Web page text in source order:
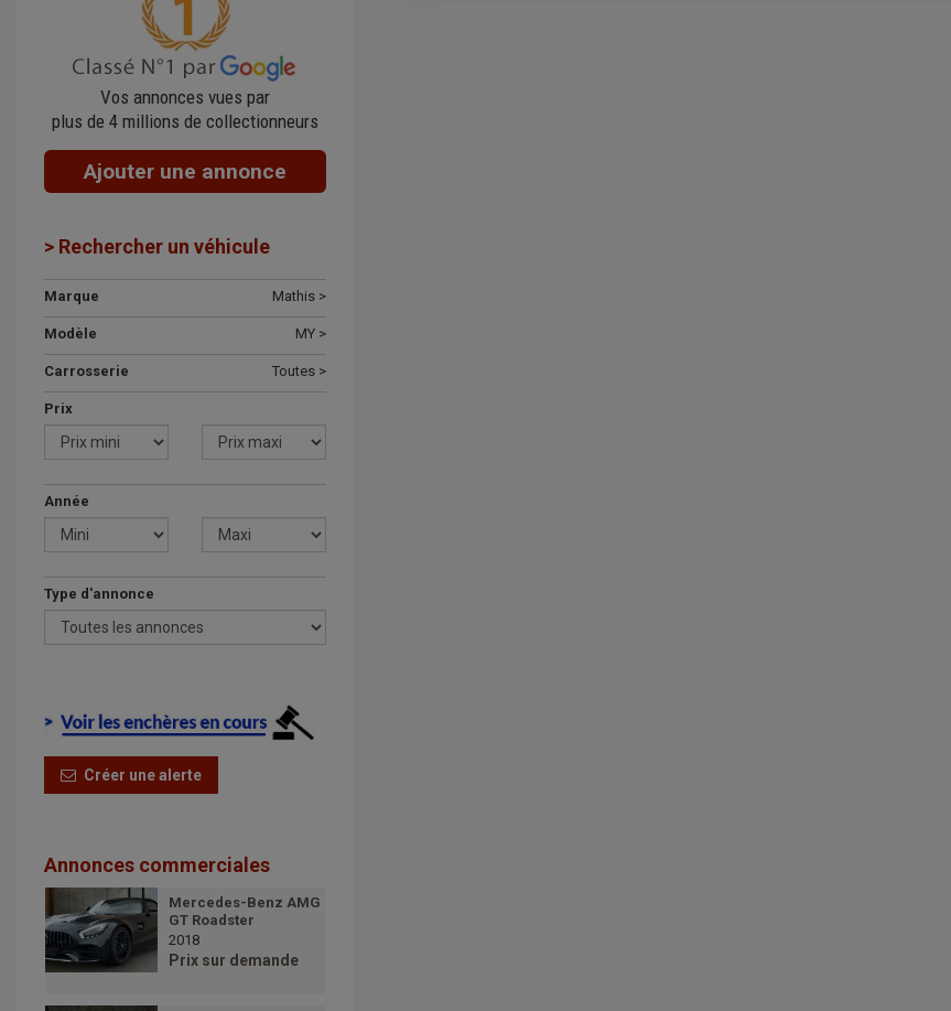
Vos annonces vues par
plus de 4 millions de collectionneurs
Ajouter une annonce
> Rechercher un véhicule
Marque Mathis >
Modèle MY >
Carrosserie Toutes >
Prix
Année
Type d'annonce
Créer une alerte
Annonces commerciales
Mercedes-Benz AMG
GT Roadster
2018
Prix sur demande